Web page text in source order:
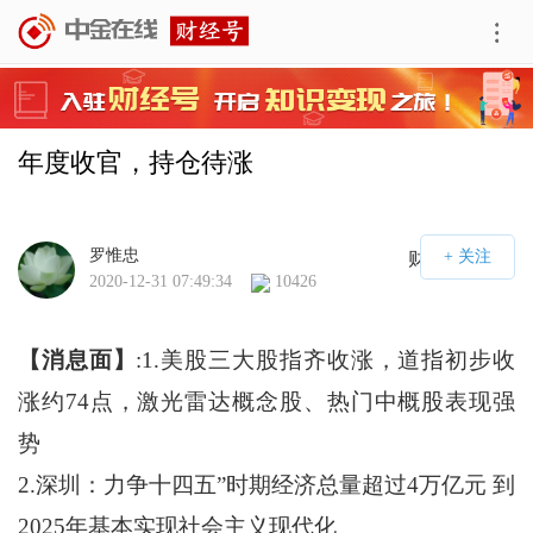
年度收官，持仓待涨
财经号APP
罗惟忠
2020-12-31 07:49:34
10426
【消息面】 :1.美股三大股指齐收涨，道指初步收
涨约74点，激光雷达概念股、热门中概股表现强
势
2.深圳：力争十四五”时期经济总量超过4万亿元 到
2025年基本实现社会主义现代化